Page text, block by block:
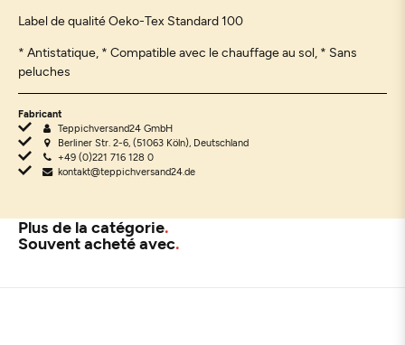
Label de qualité Oeko-Tex Standard 100
* Antistatique, * Compatible avec le chauffage au sol, * Sans
peluches
Fabricant
Teppichversand24 GmbH
Berliner Str. 2-6, (51063 Köln), Deutschland
+49 (0)221 716 128 0
kontakt@teppichversand24.de
Plus de la catégorie
Souvent acheté avec